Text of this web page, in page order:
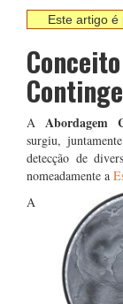
Este artigo é
A Abordagem
surgiu,
detecção de
nomeadamente a
A